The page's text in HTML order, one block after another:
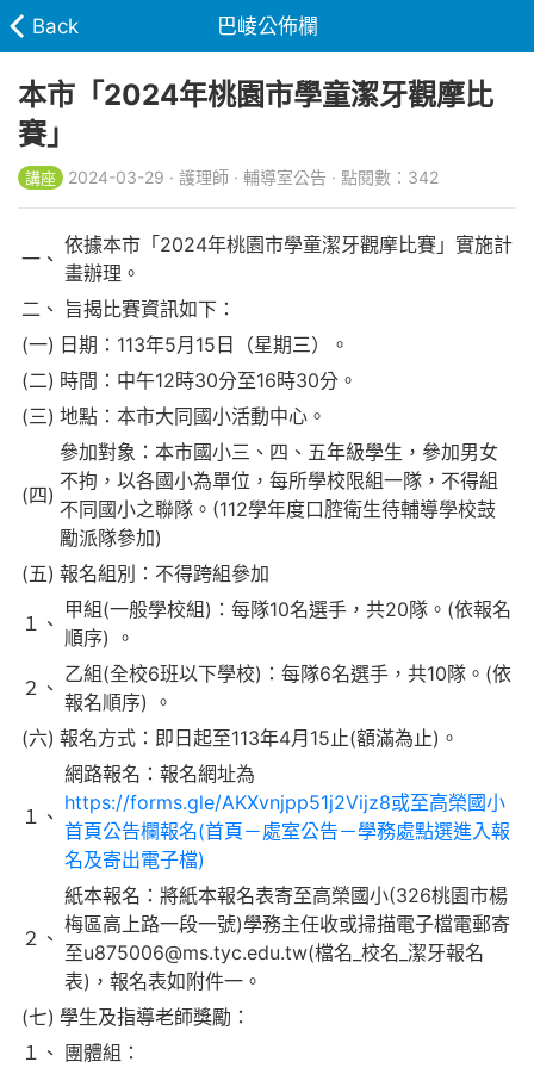
Back 巴崚公佈欄
本市「2024年桃園市學童潔牙觀摩比
賽」
講座 2024-03-29 · 護理師 · 輔導室公告 · 點閱數：342
一、
依據本市「2024年桃園市學童潔牙觀摩比賽」實施計
畫辦理。
二、 旨揭比賽資訊如下：
(一) 日期：113年5月15日（星期三）。
(二) 時間：中午12時30分至16時30分。
(三) 地點：本市大同國小活動中心。
(四)
參加對象：本市國小三、四、五年級學生，參加男女
不拘，以各國小為單位，每所學校限組一隊，不得組
不同國小之聯隊。(112學年度口腔衛生待輔導學校鼓
勵派隊參加)
(五) 報名組別：不得跨組參加
１、
甲組(一般學校組)：每隊10名選手，共20隊。(依報名
順序) 。
２、
乙組(全校6班以下學校)：每隊6名選手，共10隊。(依
報名順序) 。
(六) 報名方式：即日起至113年4月15止(額滿為止)。
１、
網路報名：報名網址為
https://forms.gle/AKXvnjpp51j2Vijz8或至高榮國小
首頁公告欄報名(首頁－處室公告－學務處點選進入報
名及寄出電子檔)
２、
紙本報名：將紙本報名表寄至高榮國小(326桃園市楊
梅區高上路一段一號)學務主任收或掃描電子檔電郵寄
至u875006@ms.tyc.edu.tw(檔名_校名_潔牙報名
表)，報名表如附件一。
(七) 學生及指導老師獎勵：
１、 團體組：